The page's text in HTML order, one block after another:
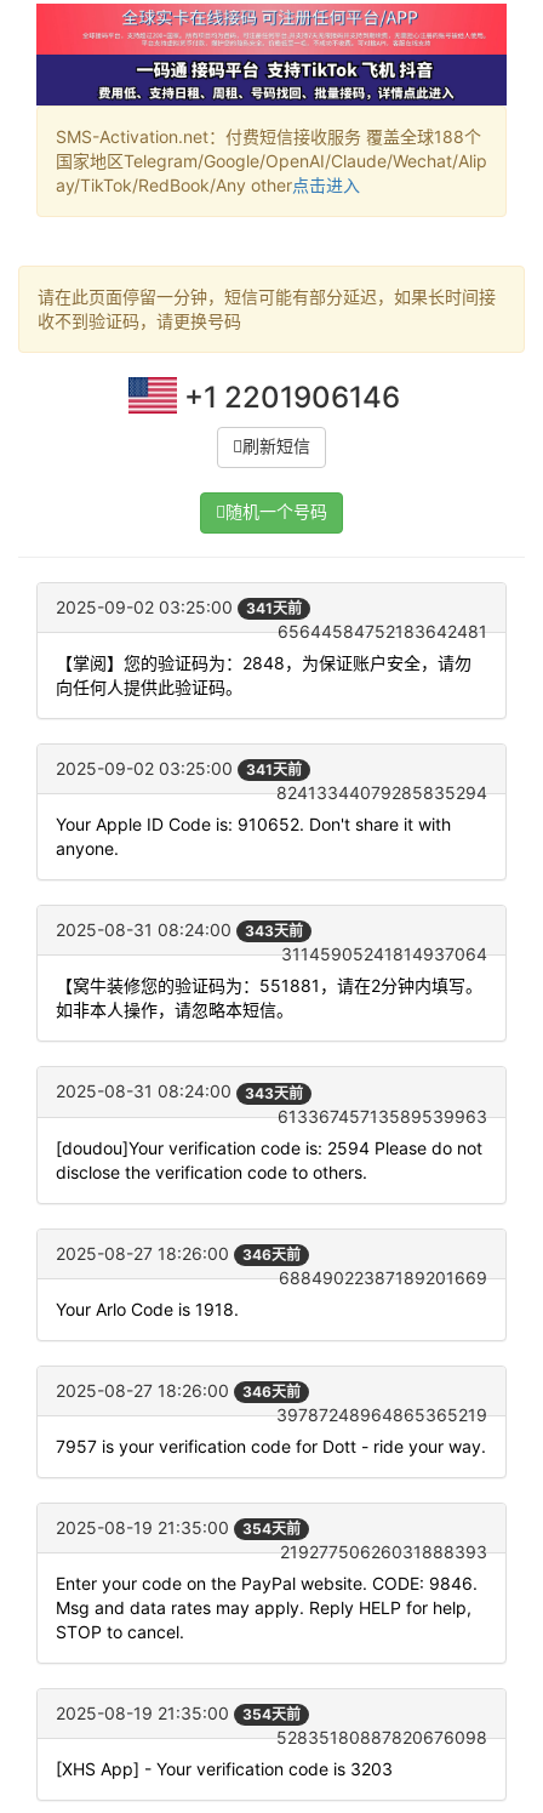
SMS-Activation.net：付费短信接收服务 覆盖全球188个
国家地区Telegram/Google/OpenAI/Claude/Wechat/Alip
ay/TikTok/RedBook/Any other点击进入
请在此页面停留一分钟，短信可能有部分延迟，如果长时间接
收不到验证码，请更换号码
+1 2201906146
刷新短信
随机一个号码
2025-09-02 03:25:00 341天前
65644584752183642481
【掌阅】您的验证码为：2848，为保证账户安全，请勿
向任何人提供此验证码。
2025-09-02 03:25:00 341天前
82413344079285835294
Your Apple ID Code is: 910652. Don't share it with
anyone.
2025-08-31 08:24:00 343天前
31145905241814937064
【窝牛装修您的验证码为：551881，请在2分钟内填写。
如非本人操作，请忽略本短信。
2025-08-31 08:24:00 343天前
61336745713589539963
[doudou]Your verification code is: 2594 Please do not
disclose the verification code to others.
2025-08-27 18:26:00 346天前
68849022387189201669
Your Arlo Code is 1918.
2025-08-27 18:26:00 346天前
39787248964865365219
7957 is your verification code for Dott - ride your way.
2025-08-19 21:35:00 354天前
21927750626031888393
Enter your code on the PayPal website. CODE: 9846.
Msg and data rates may apply. Reply HELP for help,
STOP to cancel.
2025-08-19 21:35:00 354天前
52835180887820676098
[XHS App] - Your verification code is 3203